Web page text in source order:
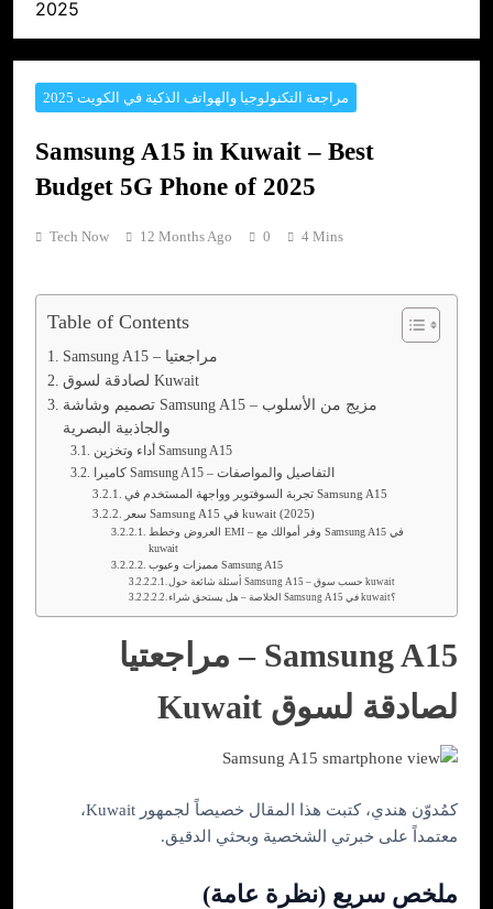
2025
مراجعة التكنولوجيا والهواتف الذكية في الكويت 2025
Samsung A15 in Kuwait – Best
Budget 5G Phone of 2025
Tech Now 12 Months Ago 0 4 Mins
Table of Contents
Samsung A15 – مراجعتيا
لصادقة لسوق Kuwait
تصميم وشاشة Samsung A15 – مزيج من الأسلوب
والجاذبية البصرية
أداء وتخزين Samsung A15
كاميرا Samsung A15 – التفاصيل والمواصفات
تجربة السوفتوير وواجهة المستخدم في Samsung A15
سعر Samsung A15 في kuwait (2025)
العروض وخطط EMI – وفر أموالك مع Samsung A15 في
kuwait
مميزات وعيوب Samsung A15
أسئلة شائعة حول Samsung A15 – حسب سوق kuwait
الخلاصة – هل يستحق شراء Samsung A15 في kuwait؟
Samsung A15 – مراجعتيا
لصادقة لسوق Kuwait
كمُدوّن هندي، كتبت هذا المقال خصيصاً لجمهور Kuwait،
معتمداً على خبرتي الشخصية وبحثي الدقيق.
ملخص سريع (نظرة عامة)